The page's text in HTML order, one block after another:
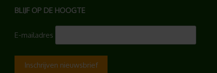
BLIJF OP DE HOOGTE
E-mailadres